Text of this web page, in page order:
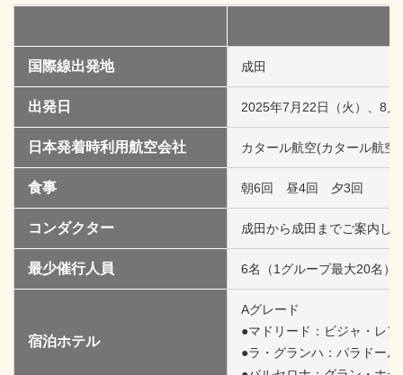
国際線出発地 成田
出発日 2025年7月22日（火）、8
日本発着時利用航空会社 カタール航空(カタール航空
食事 朝6回 昼4回 夕3回
コンダクター 成田から成田までご案内し
最少催行人員 6名（1グループ最大20名）
宿泊ホテル
Aグレード
●マドリード：ビジャ・レ
●ラ・グランハ：パラドー